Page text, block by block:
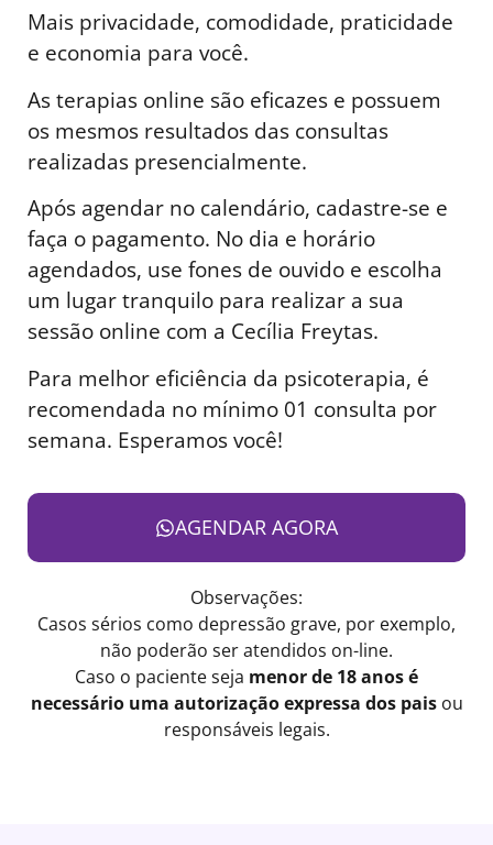
Mais privacidade, comodidade, praticidade
e economia para você.
As terapias online são eficazes e possuem
os mesmos resultados das consultas
realizadas presencialmente.
Após agendar no calendário, cadastre-se e
faça o pagamento. No dia e horário
agendados, use fones de ouvido e escolha
um lugar tranquilo para realizar a sua
sessão online com a Cecília Freytas.
Para melhor eficiência da psicoterapia, é
recomendada no mínimo 01 consulta por
semana. Esperamos você!
AGENDAR AGORA
Observações:
Casos sérios como depressão grave, por exemplo,
não poderão ser atendidos on-line.
Caso o paciente seja menor de 18 anos é
necessário uma autorização expressa dos paisou
responsáveis legais.